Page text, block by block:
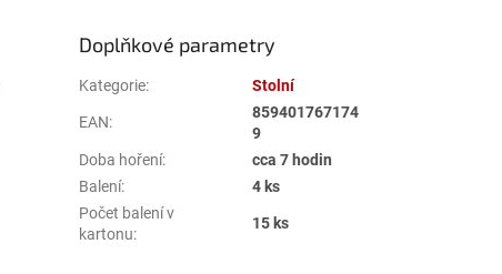
Doplňkové parametry
Kategorie: Stolní
EAN:
859401767174
9
Doba hoření:
cca 7 hodin
Balení:
4 ks
Počet balení v
kartonu:
15 ks